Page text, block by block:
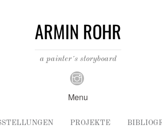
ARMIN ROHR
a painter´s storyboard
Menu
PROJEKTE